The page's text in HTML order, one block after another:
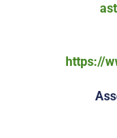
https://